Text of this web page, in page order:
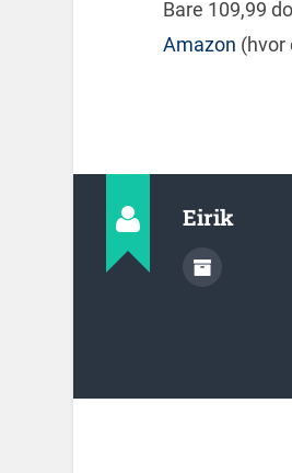
Bare 109,99
Amazon (hvor
Eirik